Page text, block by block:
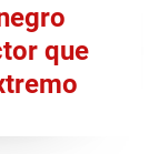
que